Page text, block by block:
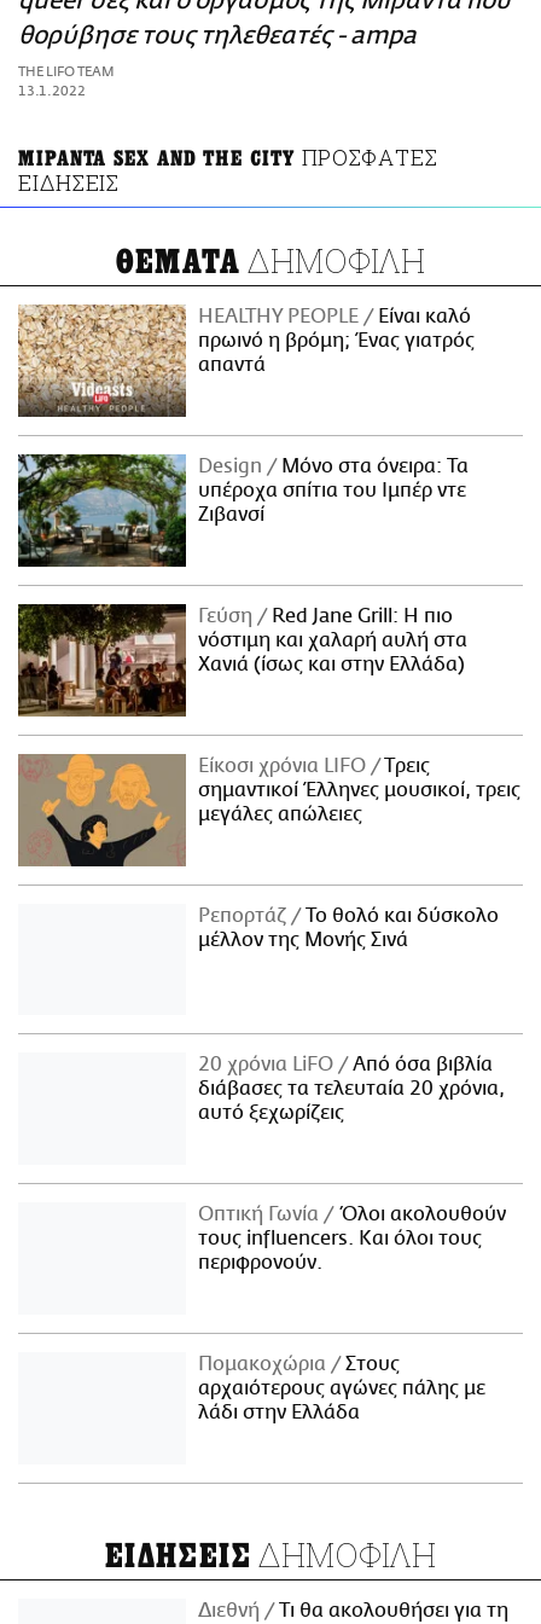
ΑΜΠΑ
PRINT
θορύβησε τους τηλεθεατές - ampa
THE LIFO TEAM
13.1.2022
ΜΙΡΑΝΤΑ SEX AND THE CITY ΠΡΟΣΦΑΤΕΣ
ΕΙΔΗΣΕΙΣ
ΘΕΜΑΤΑ ΔΗΜΟΦΙΛΗ
HEALTHY PEOPLE
Είναι καλό
πρωινό η βρόμη; Ένας γιατρός
απαντά
Design
Μόνο στα όνειρα: Τα
υπέροχα σπίτια του Ιμπέρ ντε
Ζιβανσί
Γεύση
Red Jane Grill: Η πιο
νόστιμη και χαλαρή αυλή στα
Χανιά (ίσως και στην Ελλάδα)
Είκοσι χρόνια LIFO
Tρεις
σημαντικοί Έλληνες μουσικοί, τρεις
μεγάλες απώλειες
Ρεπορτάζ
Το θολό και δύσκολο
μέλλον της Μονής Σινά
20 χρόνια LiFO
Από όσα βιβλία
διάβασες τα τελευταία 20 χρόνια,
αυτό ξεχωρίζεις
Οπτική Γωνία
Όλοι ακολουθούν
τους influencers. Και όλοι τους
περιφρονούν.
Πομακοχώρια
Στους
αρχαιότερους αγώνες πάλης με
λάδι στην Ελλάδα
ΕΙΔΗΣΕΙΣ ΔΗΜΟΦΙΛΗ
Διεθνή Τι θα ακολουθήσει για τη